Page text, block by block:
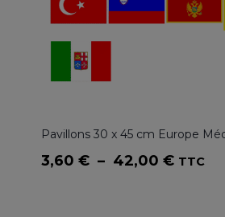
Pavillons 30 x 45 cm Europe
3,60 € – 42,00 €Plage
TTC